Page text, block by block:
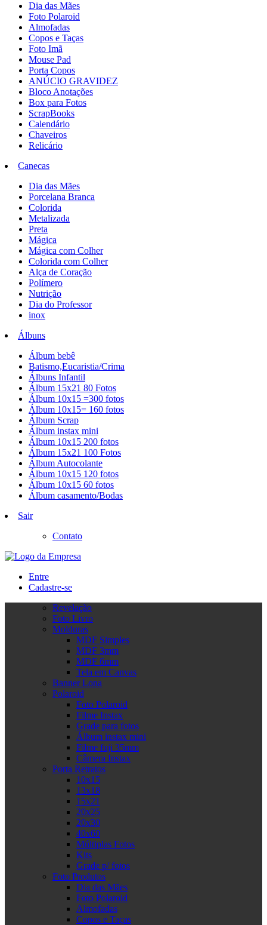
Dia das Mães
Foto Polaroid
Almofadas
Copos e Taças
Foto Imã
Mouse Pad
Porta Copos
ANÚCIO GRAVIDEZ
Bloco Anotações
Box para Fotos
ScrapBooks
Calendário
Chaveiros
Relicário
Canecas
Dia das Mães
Porcelana Branca
Colorida
Metalizada
Preta
Mágica
Mágica com Colher
Colorida com Colher
Alça de Coração
Polímero
Nutrição
Dia do Professor
inox
Álbuns
Álbum bebê
Batismo,Eucaristia/Crima
Álbuns Infantil
Álbum 15x21 80 Fotos
Álbum 10x15 =300 fotos
Álbum 10x15= 160 fotos
Álbum Scrap
Álbum instax mini
Álbum 10x15 200 fotos
Álbum 15x21 100 Fotos
Álbum Autocolante
Álbum 10x15 120 fotos
Álbum 10x15 60 fotos
Álbum casamento/Bodas
Sair
Contato
Entre
Cadastre-se
Revelação
Foto Livro
Molduras
MDF Simples
MDF 3mm
MDF 6mm
Tela em Canvas
Banner Lona
Polaroid
Foto Polaroid
Filme Instax
Grade para fotos
Álbum instax mini
Filme fuji 35mm
Câmera Instax
Porta Retratos
10x15
13x18
15x21
20x25
20x30
40x60
Múltiplas Fotos
Kits
Grade p/ fotos
Foto Produtos
Dia das Mães
Foto Polaroid
Almofadas
Copos e Taças